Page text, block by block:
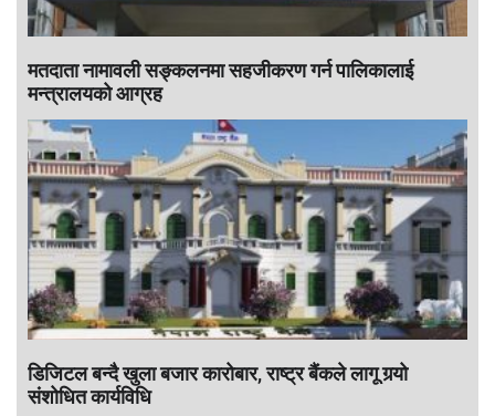
मतदाता नामावली सङ्कलनमा सहजीकरण गर्न पालिकालाई
मन्त्रालयको आग्रह
डिजिटल बन्दै खुला बजार कारोबार, राष्ट्र बैंकले लागू गर्‍यो
संशोधित कार्यविधि